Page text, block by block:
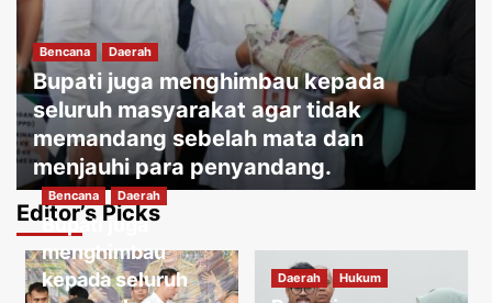
Bencana Daerah
Bupati juga menghimbau kepada
seluruh masyarakat agar tidak
memandang sebelah mata dan
menjauhi para penyandang.
Jakartakoma Agustus 8, 2026
Editor’s Picks
Bencana Daerah
Bupati juga
menghimbau
kepada seluruh
Daerah Hukum
3
Daerah
Warga menguatirkan jika kabel jatuh
ketanah, membahayakan penduduk
sekitar.